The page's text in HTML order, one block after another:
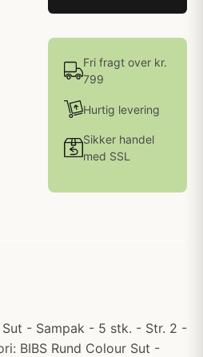
Fri fragt over kr.
799
Hurtig levering
Sikker handel
med SSL
Sut - Sampak - 5 stk. - Str. 2 -
BIBS Rund Colour Sut -